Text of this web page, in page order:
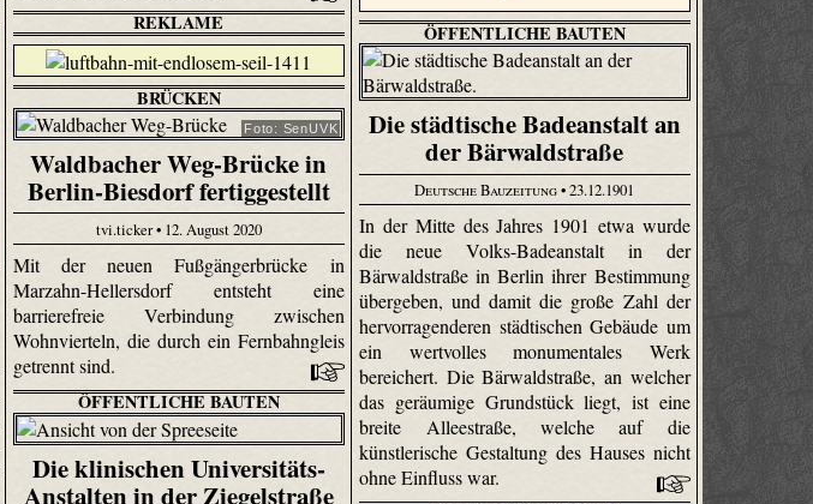
ÖFFENTLICHE BAUTEN
Die städtische Badeanstalt an
der Bärwaldstraße
Deutsche Bauzeitung• 23.12.1901
In der Mitte des Jahres 1901 etwa wurde
die neue Volks-Badeanstalt in der
Bärwaldstraße in Berlin ihrer Bestimmung
übergeben, und damit die große Zahl der
hervorragenderen städtischen Gebäude um
ein wertvolles monumentales Werk
bereichert. Die Bärwaldstraße, an welcher
das geräumige Grundstück liegt, ist eine
breite Alleestraße, welche auf die
künstlerische Gestaltung des Hauses nicht
ohne Einfluss war.
REKLAME
BRÜCKEN
Foto: SenUVK
Waldbacher Weg-Brücke in
Berlin-Biesdorf fertiggestellt
tvi.ticker • 12. August 2020
Mit der neuen Fußgängerbrücke in
Marzahn-Hellersdorf entsteht eine
barrierefreie Verbindung zwischen
Wohnvierteln, die durch ein Fernbahngleis
getrennt sind.
ÖFFENTLICHE BAUTEN
Die klinischen Universitäts-
Anstalten in der Ziegelstraße